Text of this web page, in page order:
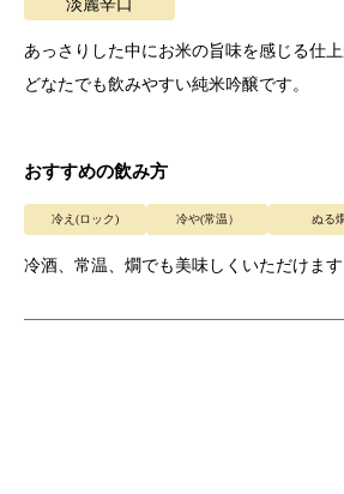
あっさりした中にお米の旨味を感じる仕上
どなたでも飲みやすい純米吟醸です。
おすすめの飲み方
冷え(ロック) 冷や(常温） ぬる
冷酒、常温、燗でも美味しくいただけます